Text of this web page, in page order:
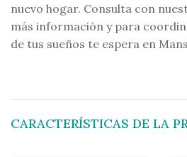
nuevo hogar. Consulta con
más información y para
de tus sueños te espera en
CARACTERÍSTICAS DE LA